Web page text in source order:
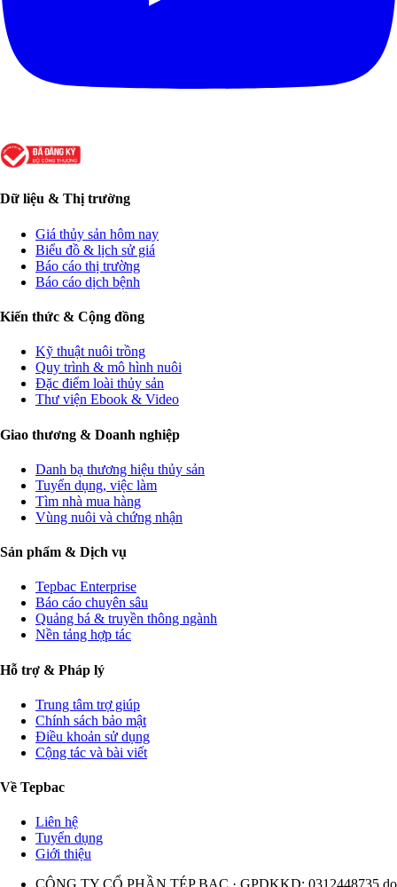
Dữ liệu & Thị trường
Giá thủy sản hôm nay
Biểu đồ & lịch sử giá
Báo cáo thị trường
Báo cáo dịch bệnh
Kiến thức & Cộng đồng
Kỹ thuật nuôi trồng
Quy trình & mô hình nuôi
Đặc điểm loài thủy sản
Thư viện Ebook & Video
Giao thương & Doanh nghiệp
Danh bạ thương hiệu thủy sản
Tuyển dụng, việc làm
Tìm nhà mua hàng
Vùng nuôi và chứng nhận
Sản phẩm & Dịch vụ
Tepbac Enterprise
Báo cáo chuyên sâu
Quảng bá & truyền thông ngành
Nền tảng hợp tác
Hỗ trợ & Pháp lý
Trung tâm trợ giúp
Chính sách bảo mật
Điều khoản sử dụng
Cộng tác và bài viết
Về Tepbac
Liên hệ
Tuyển dụng
Giới thiệu